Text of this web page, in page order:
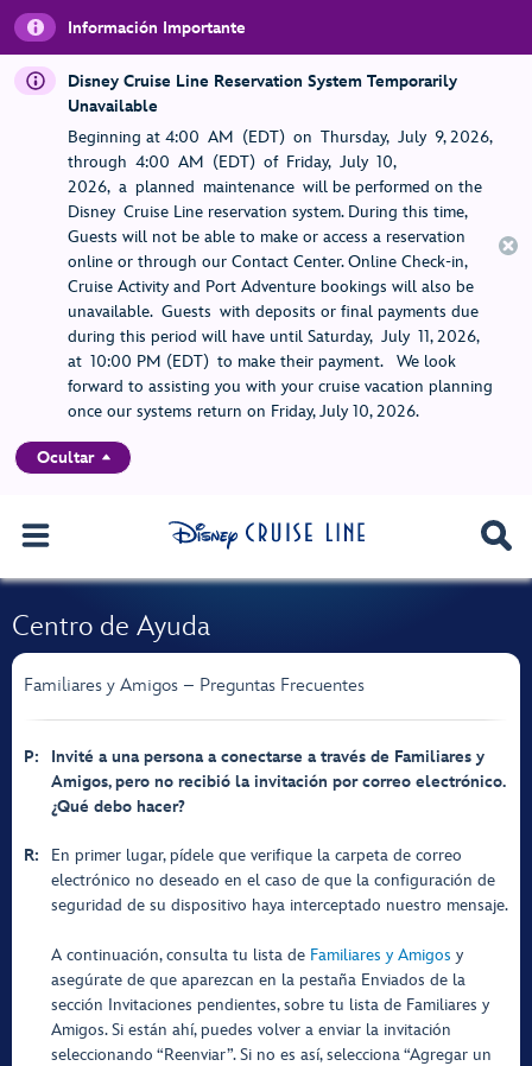
Información Importante
Disney Cruise Line Reservation System Temporarily
Unavailable
Beginning at 4:00 AM (EDT) on Thursday, July 9, 2026,
through 4:00 AM (EDT) of Friday, July 10,
2026, a planned maintenance will be performed on the
Disney Cruise Line reservation system. During this time,
Guests will not be able to make or access a reservation
online or through our Contact Center. Online Check-in,
Cruise Activity and Port Adventure bookings will also be
unavailable. Guests with deposits or final payments due
during this period will have until Saturday, July 11, 2026,
at 10:00 PM (EDT) to make their payment. We look
forward to assisting you with your cruise vacation planning
once our systems return on Friday, July 10, 2026.
Ocultar
Centro de Ayuda
Familiares y Amigos – Preguntas Frecuentes
P:
Invité a una persona a conectarse a través de Familiares y
Amigos, pero no recibió la invitación por correo electrónico.
¿Qué debo hacer?
R:
En primer lugar, pídele que verifique la carpeta de correo
electrónico no deseado en el caso de que la configuración de
seguridad de su dispositivo haya interceptado nuestro mensaje.
A continuación, consulta tu lista de Familiares y Amigos y
asegúrate de que aparezcan en la pestaña Enviados de la
sección Invitaciones pendientes, sobre tu lista de Familiares y
Amigos. Si están ahí, puedes volver a enviar la invitación
seleccionando “Reenviar”. Si no es así, selecciona “Agregar un